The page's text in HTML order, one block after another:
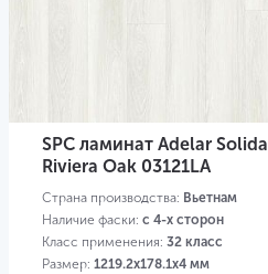
SPC ламинат Adelar Solida
Riviera Oak 03121LA
Страна производства: Вьетнам
Наличие фаски: с 4-х сторон
Класс применения: 32 класс
Размер: 1219.2х178.1х4 мм